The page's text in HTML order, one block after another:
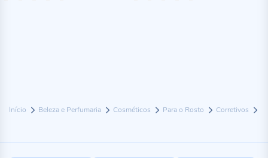
Início Beleza e Perfumaria Cosméticos Para o Rosto Corretivos